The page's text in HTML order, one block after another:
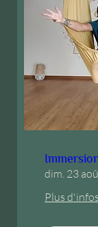
dim. 23
Plus d'infos